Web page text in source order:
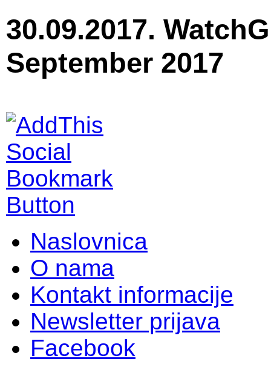
30.09.2017.
September 2017
Naslovnica
O nama
Kontakt informacije
Newsletter prijava
Facebook